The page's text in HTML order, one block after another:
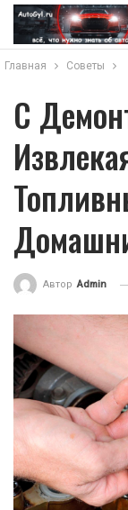
Главная Советы
С
Автор Admin